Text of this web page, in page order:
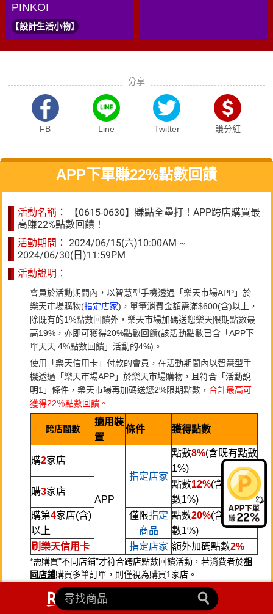
PINKOI
設計生活小物
分享
FB Line Twitter 賺分紅
APP下單賺22%點數回饋
活動名稱：
【0615-0630】賺點全壘打！APP跨店購買最
高賺22%點數回饋！
活動期間： 2024/06/15(六)10:00AM ~
2024/06/30(日)11:59PM
活動說明：
會員於活動期間內，以智慧型手機透過「樂天市場APP」於
樂天市場購物(指定店家)，單筆消費金額需滿$600(含)以上，
除既有的1%點數回饋外，樂天市場加碼送您樂天限期點數最
高19%，亦即可獲得20%點數回饋(該活動點數已含「APP下
單天天 4%點數回饋」活動的4%)。
使用「樂天信用卡」付款的會員，在活動期間內以智慧型手
機透過「樂天市場APP」於樂天市場購物，且符合「活動說
明1」條件，樂天市場再加碼送您2%限期點數， 合計最高可
獲得22％點數回饋。
跨店間數
適用裝
置
條件 獲得點數
購2家店
APP
指定店家
點數8%(含既有點數
1%)
購3家店
點數12%(含既有點
數1%)
購第4家店(含)
以上
僅限指定
商品
點數20%(含既有點
數1%)
刷樂天信用卡
指定店家 額外加碼點數2%
*需購買"不同店鋪"才符合跨店點數回饋活動，若消費者於相
同店鋪購買多筆訂單，則僅視為購買1家店。
*刷樂天信用卡加碼，限使用「信用卡付款」並以樂天信用卡
刷卡支付完成，不含使用LINE Pay支付方式。